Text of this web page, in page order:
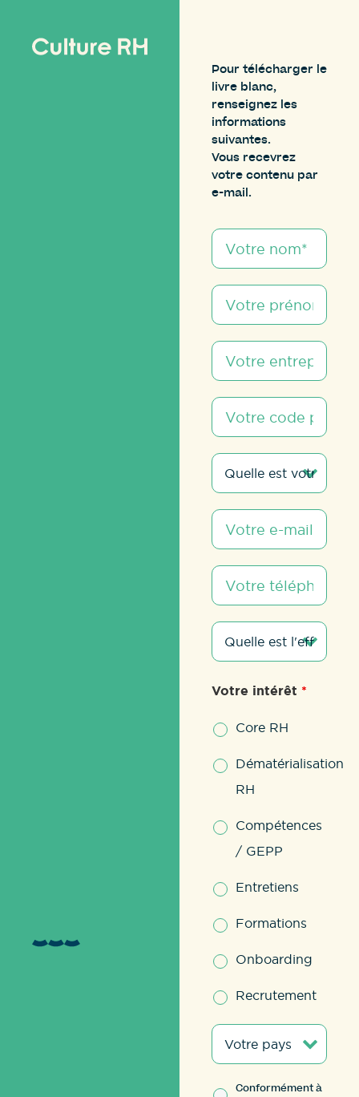
Pour télécharger le
livre blanc,
renseignez les
informations
suivantes.
Vous recevrez
votre contenu par
e-mail.
Votre intérêt *
Core RH
Dématérialisation
RH
Compétences
/ GEPP
Entretiens
Formations
Onboarding
Recrutement
Conformément à